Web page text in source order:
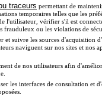
traceurs permettant de
temporaires telles que les
l'utilisateur, vérifier s'il est
frauduleux ou les violations de
et suivre les sources d'acquisition
naviguent sur nos sites et nos
de nos utilisateurs afin
les interfaces de consultation et